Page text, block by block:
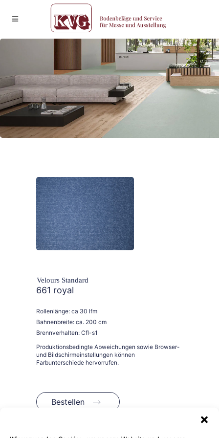
661 royal
Rollenlänge: ca 30 lfm
Bahnenbreite: ca. 200 cm
Brennverhalten: Cfl-s1
Bestellen
Velours Standard